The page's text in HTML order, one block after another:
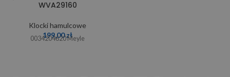
WVA29160
Klocki hamulcowe
199,00zł
0034204620 Meyle